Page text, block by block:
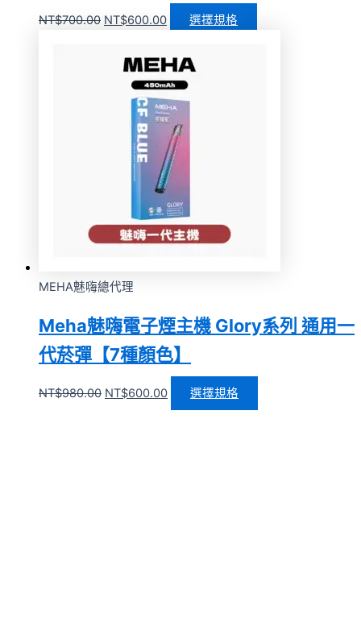
NT$700.00 NT$600.00 選擇規格
MEHA魅嗨總代理
Meha魅嗨電子煙主機 Glory系列 通用一
代菸彈【7種顏色】
NT$980.00 NT$600.00 選擇規格